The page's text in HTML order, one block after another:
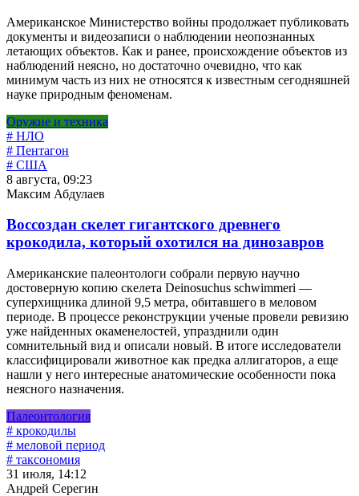
Американское Министерство войны продолжает публиковать
документы и видеозаписи о наблюдении неопознанных
летающих объектов. Как и ранее, происхождение объектов из
наблюдений неясно, но достаточно очевидно, что как
минимум часть из них не относятся к известным сегодняшней
науке природным феноменам.
Оружие и техника
# НЛО
# Пентагон
# США
8 августа, 09:23
Максим Абдулаев
Воссоздан скелет гигантского древнего
крокодила, который охотился на динозавров
Американские палеонтологи собрали первую научно
достоверную копию скелета Deinosuchus schwimmeri —
суперхищника длиной 9,5 метра, обитавшего в меловом
периоде. В процессе реконструкции ученые провели ревизию
уже найденных окаменелостей, упразднили один
сомнительный вид и описали новый. В итоге исследователи
классифицировали животное как предка аллигаторов, а еще
нашли у него интересные анатомические особенности пока
неясного назначения.
Палеонтология
# крокодилы
# меловой период
# таксономия
31 июля, 14:12
Андрей Серегин